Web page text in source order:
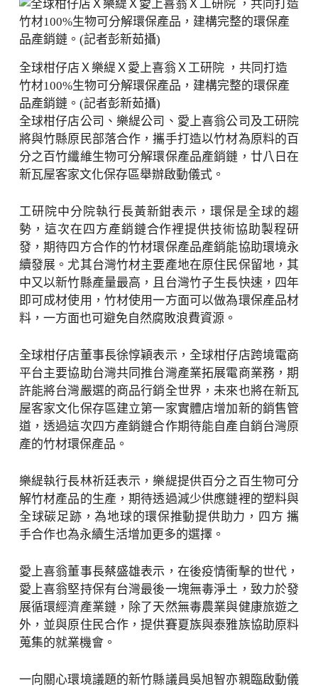
全球柑仔店Ｘ樂緹Ｘ愛上喜翁Ｘ工研院 ，共同打造
竹材100%生物可分解環保產品，建構完整的環保產
品產銷鏈。(記者彭新茹攝)
全球柑仔店公司、樂緹公司、愛上喜翁公司及工研院
將與竹縣原民部落合作，攜手打造以竹材為原料的百
分之百竹纖維生物可分解環保產品產銷鏈，廿八日在
新瓦屋客家文化保存區舉辦啟動儀式。
工研院中分院執行長黃新鉗表示，環保是全球的趨
勢，這次在四方產銷鏈合作裡提供技術協助製程研
發，期待四方合作的竹材環保產品產銷能協助環境永
續發展。尤其台灣竹材主要產地在原住民保留地，其
中又以新竹縣產量最高，且台灣竹子生長快速，四年
即可成材使用，竹材使用一方面可以做為環保產品材
料，一方面也可避免自然腐敗浪費資源。
全球柑仔店董事長徐惇穎表示，全球柑仔店跨境電商
平台主要協助台灣共同推台灣產業拓展電商業務，期
許能將台灣嚴選的商品行銷全世界，未來也將在新瓦
屋客家文化保存區建立第一家實體店增加新的銷售管
道，透過這次四方產銷鏈合作期待能自產自銷台灣原
產的竹材環保產品。
樂緹執行長林祈廷表示，樂緹提供百分之百生物可分
解竹材產品的生產，期待透過減少供應鏈裡的塑料與
全球碳足跡，為地球的環保推動提供助力，四方 攜
手合作也為永續生活增加更多的選擇。
愛上喜翁董事長蔡盛雄表示，在後疫情衝擊的世代，
愛上喜翁堅持保有台灣最後一塊無毒淨土，致力於發
展循環經濟產業鏈，除了天然無毒農業與健康旅遊之
外，並與原住民合作，提供賽夏族與泰雅族協助原料
蒐集的就業機會。
一向關心環境議題的新竹縣議員吳旭智亦親臨啟動儀